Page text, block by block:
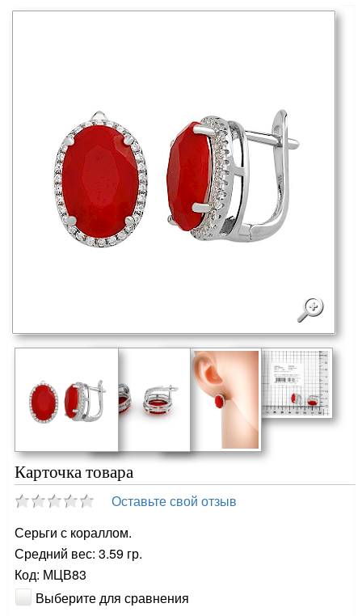
Карточка товара
Оставьте свой отзыв
Серьги с кораллом.
Средний вес: 3.59 гр.
Код: МЦВ83
Выберите для сравнения